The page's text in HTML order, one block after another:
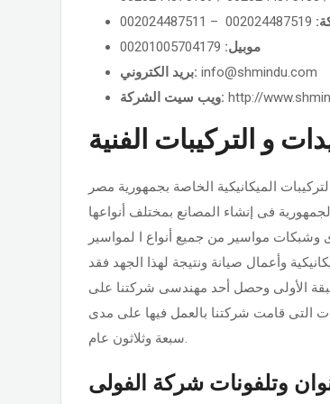
موبيل:
بريد الكتروني: info@shmindu.com
ويب سيت الشركة: http://
و التركيبات الفنية
وتعتبر بذلك من أقدم شركات التركيبات الميكانيكية الخاصة بجمهورية مصر
فى إنشاء المصانع بمختلف أنواعها
مواسير من جميع أنواع ا لمواسير
وأعمال صيانة ونتيجة لهذا الجهد فقد
الأولى وحصل أحد مهندسى شركتنا على
التى قامت شركتنا بالعمل فيها على مدى
سبعة وثلاثون عام.
وتلفونات شركة الفولى